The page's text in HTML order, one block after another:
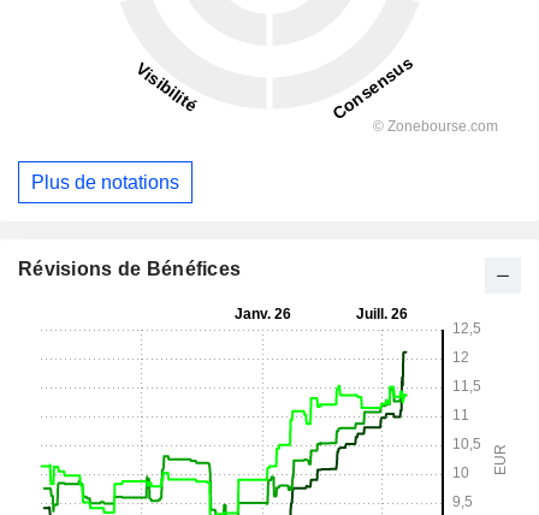
Plus de notations
Révisions de Bénéfices